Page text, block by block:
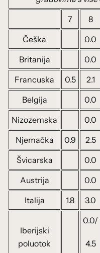
7
8
Češka
0.0
Britanija
0.0
Francuska
0.5 2.1
Belgija
0.0
Nizozemska
0.0
Njemačka
0.9 2.5
Švicarska
0.0
Austrija
0.0
Italija
1.8 3.0
Iberijski
poluotok
0.0/
4.5